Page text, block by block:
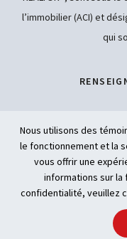
l’immobilier (ACI) et
qui
Nous utilisons des
le fonctionnement et la
vous offrir une
informations sur la
confidentialité, veuillez